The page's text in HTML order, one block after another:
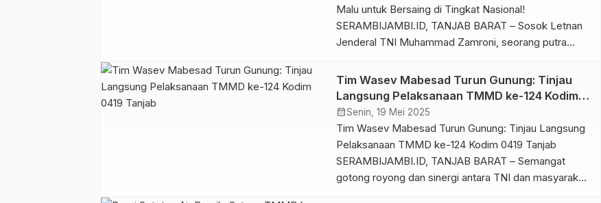
menginspirasi […]
Malu untuk Bersaing di Tingkat Nasional!
SERAMBIJAMBI.ID, TANJAB BARAT – Sosok Letnan
Jenderal TNI Muhammad Zamroni, seorang putra
jajaran TNI Angkatan Darat, baru-baru ini
menyampaikan pesan inspiratif bagi generasi muda
Jambi. Beliau menekankan pentingnya rasa percaya
diri dan keberanian bagi […]
Tim Wasev Mabesad Turun Gunung: Tinjau
Langsung Pelaksanaan TMMD ke-124 Kodim
0419 Tanjab
calendar_monthSenin, 19 Mei 2025
Tim Wasev Mabesad Turun Gunung: Tinjau Langsung
Pelaksanaan TMMD ke-124 Kodim 0419 Tanjab
SERAMBIJAMBI.ID, TANJAB BARAT – Semangat
gotong royong dan sinergi antara TNI dan masyarakat